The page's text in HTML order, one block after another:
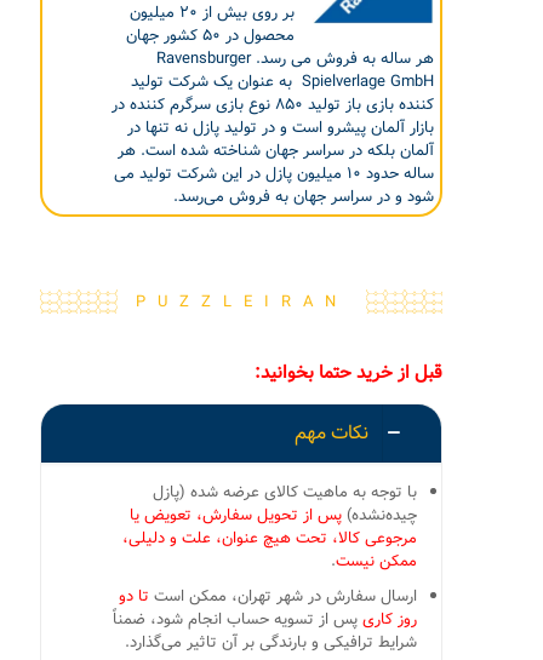
بر روی بیش از ۲۰ میلیون
محصول در ۵۰ کشور جهان
هر ساله به فروش می رسد. Ravensburger
Spielverlage GmbH به عنوان یک شرکت تولید
کننده بازی باز تولید ۸۵۰ نوع بازی سرگرم کننده در
بازار آلمان پیشرو است و در تولید پازل نه تنها در
آلمان بلکه در سراسر جهان شناخته شده است. هر
ساله حدود ۱۰ میلیون پازل در این شرکت تولید می
شود و در سراسر جهان به فروش می‌رسد.
PUZZLEIRAN
قبل از خرید حتما بخوانید:
نکات مهم
با توجه به ماهیت کالای عرضه شده (پازل
چیده‌نشده) پس از تحویل سفارش، تعویض یا
مرجوعی کالا، تحت هیچ عنوان، علت و دلیلی،
ممکن نیست.
ارسال سفارش در شهر تهران، ممکن است تا دو
روز کاریپس از تسویه حساب انجام شود، ضمناً
شرایط ترافیکی و بارندگی بر آن تاثیر می‌گذارد.